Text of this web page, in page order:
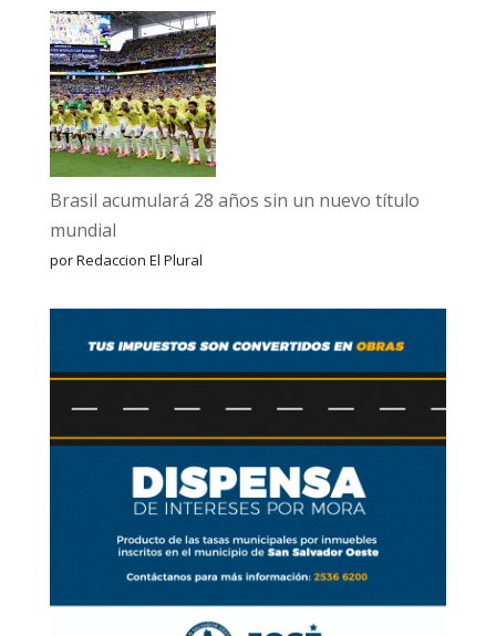
Brasil acumulará 28 años sin un nuevo título
mundial
por Redaccion El Plural